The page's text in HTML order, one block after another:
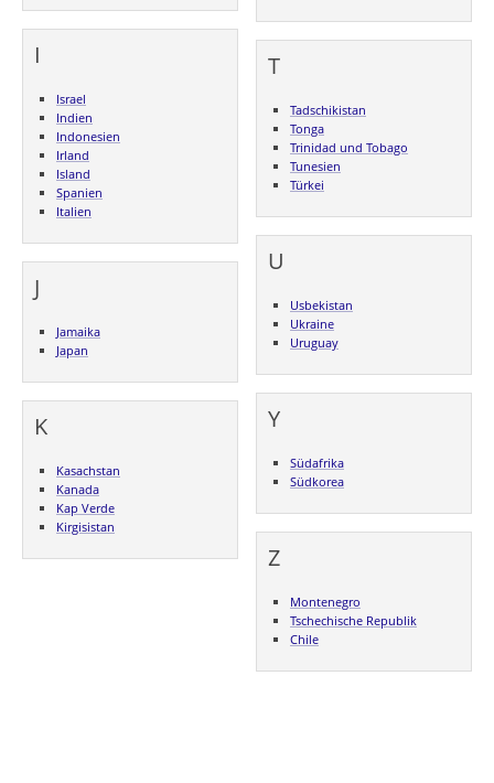
I
Israel
Indien
Indonesien
Irland
Island
Spanien
Italien
J
Jamaika
Japan
K
Kasachstan
Kanada
Kap Verde
Kirgisistan
T
Tadschikistan
Tonga
Trinidad und Tobago
Tunesien
Türkei
U
Usbekistan
Ukraine
Uruguay
Y
Südafrika
Südkorea
Z
Montenegro
Tschechische Republik
Chile